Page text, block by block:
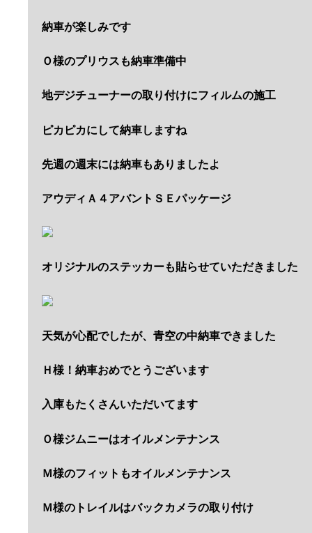
納車が楽しみです
Ｏ様のプリウスも納車準備中
地デジチューナーの取り付けにフィルムの施工
ピカピカにして納車しますね
先週の週末には納車もありましたよ
アウディＡ４アバントＳＥパッケージ
オリジナルのステッカーも貼らせていただきました
天気が心配でしたが、青空の中納車できました
Ｈ様！納車おめでとうございます
入庫もたくさんいただいてます
Ｏ様ジムニーはオイルメンテナンス
Ｍ様のフィットもオイルメンテナンス
Ｍ様のトレイルはバックカメラの取り付け